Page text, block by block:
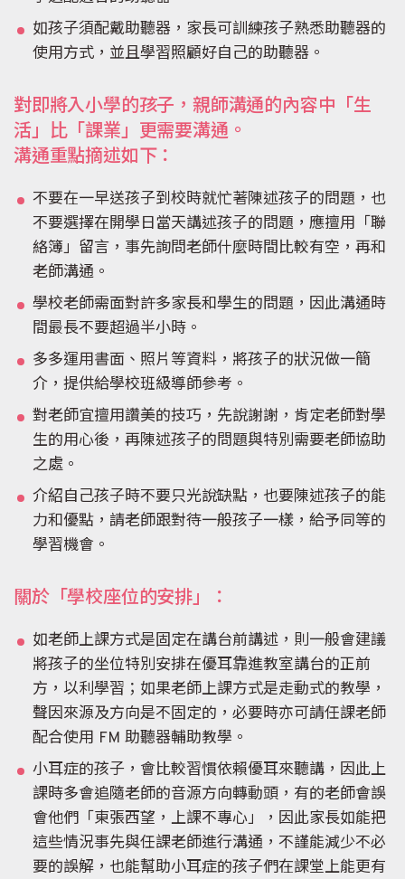
如孩子須配戴助聽器，家長可訓練孩子熟悉助聽器的
使用方式，並且學習照顧好自己的助聽器。
對即將入小學的孩子，親師溝通的內容中「生
活」比「課業」更需要溝通。
溝通重點摘述如下：
不要在一早送孩子到校時就忙著陳述孩子的問題，也
不要選擇在開學日當天講述孩子的問題，應擅用「聯
絡簿」留言，事先詢問老師什麼時間比較有空，再和
老師溝通。
學校老師需面對許多家長和學生的問題，因此溝通時
間最長不要超過半小時。
多多運用書面、照片等資料，將孩子的狀況做一簡
介，提供給學校班級導師參考。
對老師宜擅用讚美的技巧，先說謝謝，肯定老師對學
生的用心後，再陳述孩子的問題與特別需要老師協助
之處。
介紹自己孩子時不要只光說缺點，也要陳述孩子的能
力和優點，請老師跟對待一般孩子一樣，給予同等的
學習機會。
關於「學校座位的安排」：
如老師上課方式是固定在講台前講述，則一般會建議
將孩子的坐位特別安排在優耳靠進教室講台的正前
方，以利學習；如果老師上課方式是走動式的教學，
聲因來源及方向是不固定的，必要時亦可請任課老師
配合使用 FM 助聽器輔助教學。
小耳症的孩子，會比較習慣依賴優耳來聽講，因此上
課時多會追隨老師的音源方向轉動頭，有的老師會誤
會他們「東張西望，上課不專心」，因此家長如能把
這些情況事先與任課老師進行溝通，不謹能減少不必
要的誤解，也能幫助小耳症的孩子們在課堂上能更有